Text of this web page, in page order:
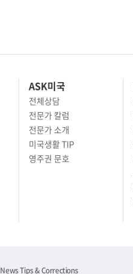
ASK미국
전체상담
전문가 칼럼
전문가 소개
미국생활 TIP
영주권 문호
News Tips & Corrections